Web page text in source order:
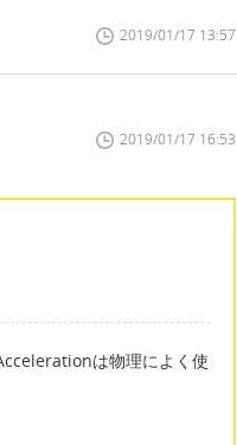
2019/01/17 13:57
2019/01/17 16:53
は物理によく使